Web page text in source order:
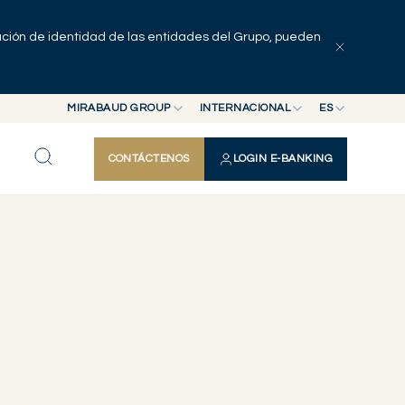
de identidad de las entidades del Grupo, pueden
MIRABAUD GROUP
MIRABAUD GROUP
MIRABAUD ASSET MANAGEMENT
INTERNACIONAL
INTERNACIONAL
SUIZA
ES
EN
FR
CONTÁCTENOS LOGIN E-BANKING